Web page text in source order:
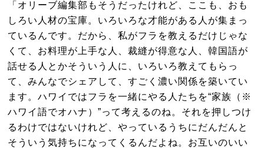
「オリーブ編集部もそうだったけれど、ここも、おも
しろい人材の宝庫。いろいろな才能がある人が集まっ
ているんです。だから、私がフラを教えるだけじゃな
くて、お料理が上手な人、裁縫が得意な人、韓国語が
話せる人とかそういう人に、いろいろ教えてもらっ
て、みんなでシェアして、すごく濃い関係を築いてい
ます。ハワイではフラを一緒にやる人たちを“家族（※
ハワイ語でオハナ）”って考えるのね。それを押しつけ
るわけではないけれど、やっているうちにだんだんと
そういう気持ちになってくるんだよね。お互いのいい